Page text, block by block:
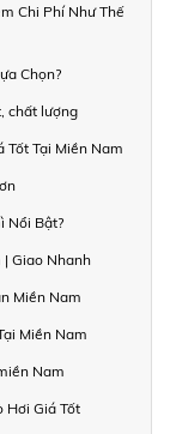
Chi Phí Như Thế
Chọn?
chất lượng
Tốt Tại Miền Nam
Nổi Bật?
| Giao Nhanh
Miền Nam
Miền Nam
Nam
Hơi Giá Tốt